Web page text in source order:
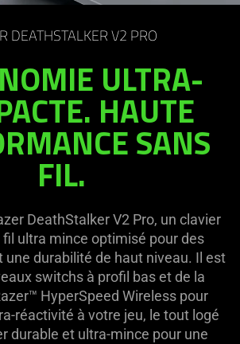
DEATHSTALKER V2 PRO
ULTRA-
HAUTE
SANS
FIL.
DeathStalker V2 Pro, un clavier
ultra mince optimisé pour des
une durabilité de haut niveau. Il est
switchs à profil bas et de la
HyperSpeed Wireless pour
réactivité à votre jeu, le tout logé
durable et ultra-mince pour une